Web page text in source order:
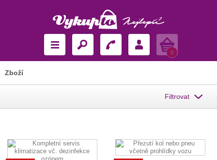
Košík
0
Zboží
Filtrovat